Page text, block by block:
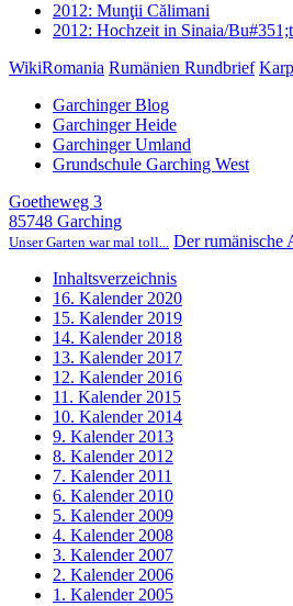
2012: Munţii Călimani
2012: Hochzeit in Sinaia/
WikiRomania Rumänien Rundbrief
Garchinger Blog
Garchinger Heide
Garchinger Umland
Grundschule Garching West
Goetheweg 3
85748 Garching
Unser Garten war mal toll... Der rumänische
Inhaltsverzeichnis
16. Kalender 2020
15. Kalender 2019
14. Kalender 2018
13. Kalender 2017
12. Kalender 2016
11. Kalender 2015
10. Kalender 2014
9. Kalender 2013
8. Kalender 2012
7. Kalender 2011
6. Kalender 2010
5. Kalender 2009
4. Kalender 2008
3. Kalender 2007
2. Kalender 2006
1. Kalender 2005